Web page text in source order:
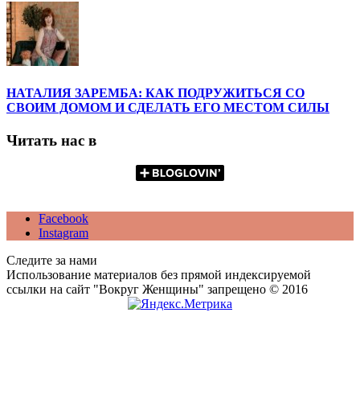
НАТАЛИЯ ЗАРЕМБА: КАК ПОДРУЖИТЬСЯ СО
СВОИМ ДОМОМ И СДЕЛАТЬ ЕГО МЕСТОМ СИЛЫ
Читать нас в
Facebook
Instagram
Следите за нами
Использование материалов без прямой индексируемой
ссылки на сайт "Вокруг Женщины" запрещено © 2016